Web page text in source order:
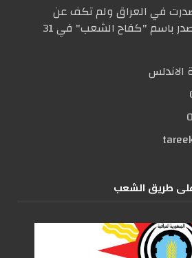
في العراق ولم تكف عن
الصدور. عددها الأول صدر باسم "كفاح الشعب" في 31
الاندلس
طریق الشعب